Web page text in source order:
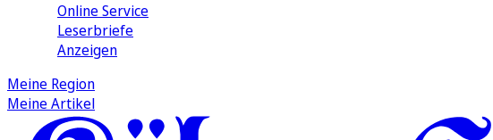
Online Service
Leserbriefe
Anzeigen
Meine Region
Meine Artikel